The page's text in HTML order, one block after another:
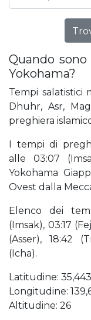
Quando
Yokohama?
Tempi salatistici
Dhuhr, Asr,
preghiera
I tempi di
alle 03:07
Yokohama
Ovest dalla
Elenco dei
(Imsak), 03:17
(Asser), 18:42
(Icha).
Latitudine:
Longitudine:
Altitudine: 26